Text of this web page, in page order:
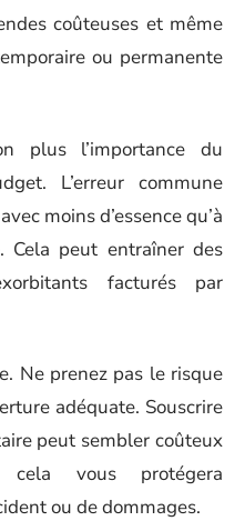
coûteuses et même
ou permanente
plus l’importance du
L’erreur commune
moins d’essence qu’à
Cela peut entraîner des
facturés par
Ne prenez pas le risque
adéquate. Souscrire
peut sembler coûteux
vous protégera
ou de dommages.